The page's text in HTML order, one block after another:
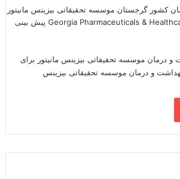
و درمان موسسه تحقیقاتی بیزینس مانیتور برای
و درمان موسسه تحقیقاتی بیزینس